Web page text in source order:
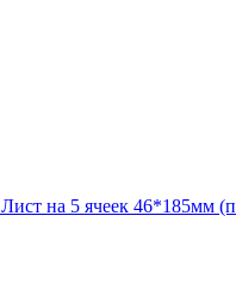
Лист на 5 ячеек 46*185мм